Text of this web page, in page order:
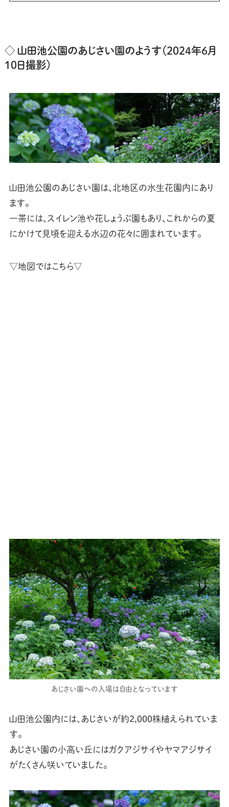
◇ 山田池公園のあじさい園のようす（2024年6月
10日撮影）
山田池公園のあじさい園は、北地区の水生花園内にあり
ます。
一帯には、スイレン池や花しょうぶ園もあり、これからの夏
にかけて見頃を迎える水辺の花々に囲まれています。
▽地図ではこちら▽
あじさい園への入場は自由となっています
山田池公園内には、あじさいが約2,000株植えられていま
す。
あじさい園の小高い丘にはガクアジサイやヤマアジサイ
がたくさん咲いていました。